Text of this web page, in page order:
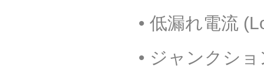
• 低漏れ電流
• ジャンクショ